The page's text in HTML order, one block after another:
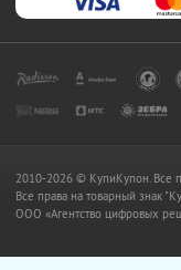
2010-2026 © КупиКупон. Все
Все права на товарный знак
OOO «Агентство цифровых